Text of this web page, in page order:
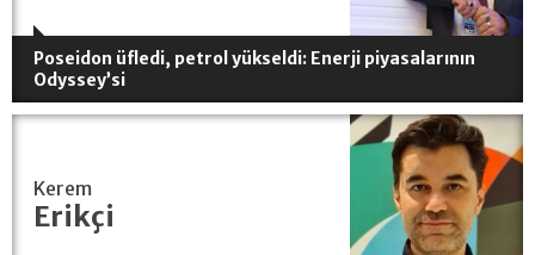
Poseidon üfledi, petrol yükseldi: Enerji piyasalarının
Odyssey’si
Kerem
Erikçi